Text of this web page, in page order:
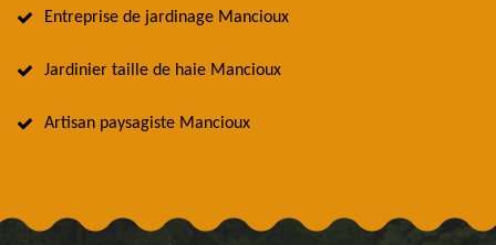
Entreprise de jardinage Mancioux
Jardinier taille de haie Mancioux
Artisan paysagiste Mancioux